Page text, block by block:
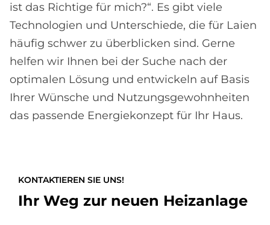
ist das Richtige für mich?“. Es gibt viele
Technologien und Unterschiede, die für Laien
häufig schwer zu überblicken sind. Gerne
helfen wir Ihnen bei der Suche nach der
optimalen Lösung und entwickeln auf Basis
Ihrer Wünsche und Nutzungsgewohnheiten
das passende Energiekonzept für Ihr Haus.
KONTAKTIEREN SIE UNS!
Ihr Weg zur neuen Heizanlage